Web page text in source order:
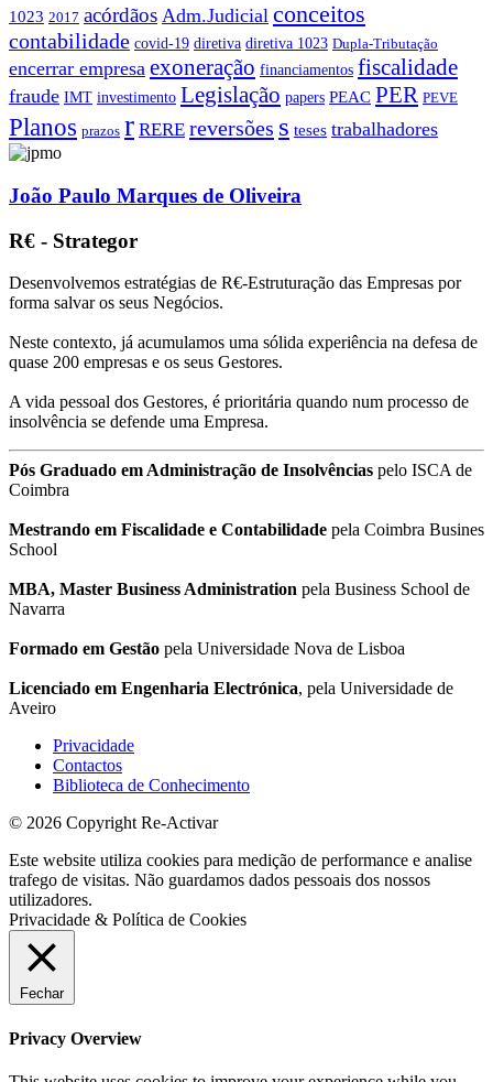
1023 2017 acórdãos Adm.Judicial conceitos
contabilidade covid-19 diretiva diretiva 1023 Dupla-Tributação
encerrar empresa exoneração financiamentos fiscalidade
fraude IMT investimento Legislação papers PEAC PER PEVE
Planos prazos r RERE reversões s teses trabalhadores
João Paulo Marques de Oliveira
R€ - Strategor
Desenvolvemos estratégias de R€-Estruturação das Empresas por
forma salvar os seus Negócios.
Neste contexto, já acumulamos uma sólida experiência na defesa de
quase 200 empresas e os seus Gestores.
A vida pessoal dos Gestores, é prioritária quando num processo de
insolvência se defende uma Empresa.
Pós Graduado em Administração de Insolvências pelo ISCA de
Coimbra
Mestrando em Fiscalidade e Contabilidade pela Coimbra Busines
School
MBA, Master Business Administration pela Business School de
Navarra
Formado em Gestão pela Universidade Nova de Lisboa
Licenciado em Engenharia Electrónica, pela Universidade de
Aveiro
Privacidade
Contactos
Biblioteca de Conhecimento
© 2026 Copyright Re-Activar
Este website utiliza cookies para medição de performance e analise
trafego de visitas. Não guardamos dados pessoais dos nossos
utilizadores.
Privacidade & Política de Cookies
Fechar
Privacy Overview